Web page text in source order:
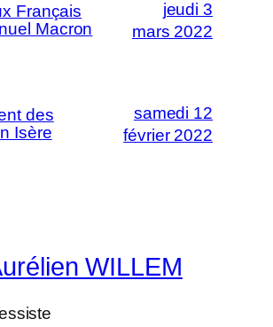
Français
Macron
jeudi 3
mars 2022
des
Isère
samedi 12
février 2022
WILLEM